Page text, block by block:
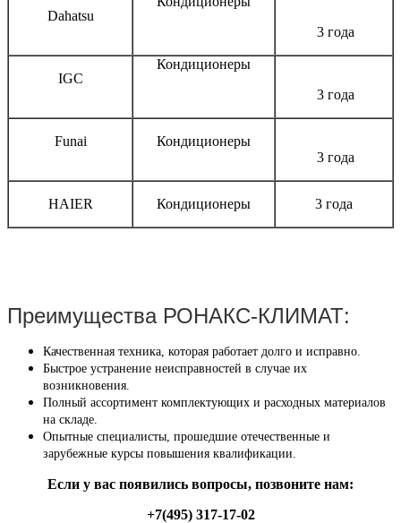
Dahatsu
3 года
IGC
Кондиционеры
3 года
Funai
Кондиционеры
3 года
HAIER Кондиционеры 3 года
Преимущества РОНАКС-КЛИМАТ:
Качественная техника, которая работает долго и исправно.
Быстрое устранение неисправностей в случае их
возникновения.
Полный ассортимент комплектующих и расходных материалов
на складе.
Опытные специалисты, прошедшие отечественные и
зарубежные курсы повышения квалификации.
Если у вас появились вопросы, позвоните нам:
+7(495) 317-17-02